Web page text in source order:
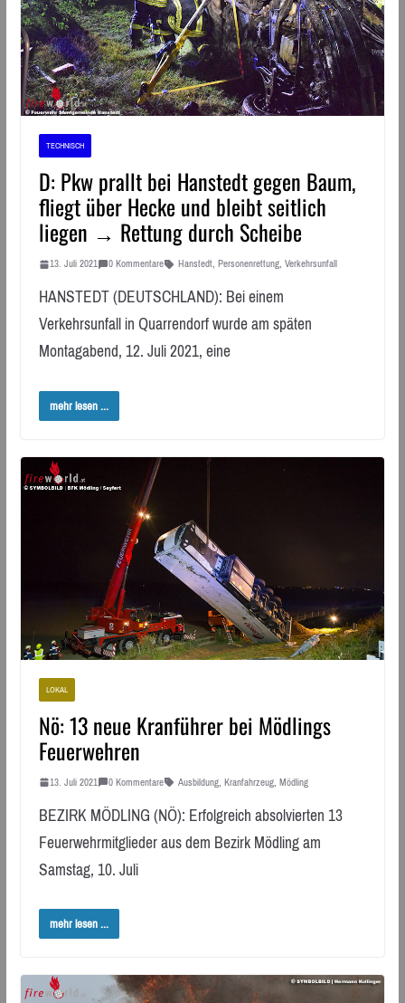
TECHNISCH
D: Pkw prallt bei Hanstedt gegen Baum,
fliegt über Hecke und bleibt seitlich
liegen → Rettung durch Scheibe
13. Juli 2021 0 Kommentare Hanstedt, Personenrettung, Verkehrsunfall
HANSTEDT (DEUTSCHLAND): Bei einem
Verkehrsunfall in Quarrendorf wurde am späten
Montagabend, 12. Juli 2021, eine
mehr lesen ...
LOKAL
Nö: 13 neue Kranführer bei Mödlings
Feuerwehren
13. Juli 2021 0 Kommentare Ausbildung, Kranfahrzeug, Mödling
BEZIRK MÖDLING (NÖ): Erfolgreich absolvierten 13
Feuerwehrmitglieder aus dem Bezirk Mödling am
Samstag, 10. Juli
mehr lesen ...